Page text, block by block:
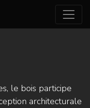
le bois participe
architecturale